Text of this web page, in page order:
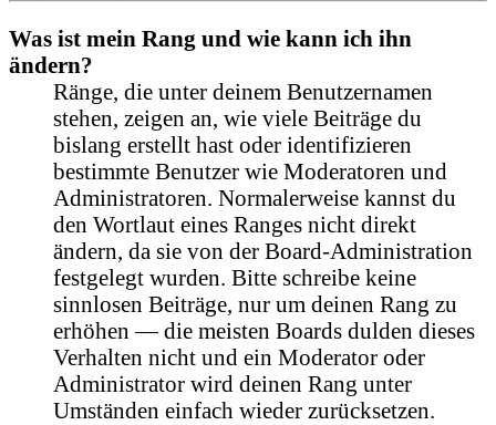
Was ist mein Rang und wie kann ich ihn
ändern?
Ränge, die unter deinem Benutzernamen
stehen, zeigen an, wie viele Beiträge du
bislang erstellt hast oder identifizieren
bestimmte Benutzer wie Moderatoren und
Administratoren. Normalerweise kannst du
den Wortlaut eines Ranges nicht direkt
ändern, da sie von der Board-Administration
festgelegt wurden. Bitte schreibe keine
sinnlosen Beiträge, nur um deinen Rang zu
erhöhen — die meisten Boards dulden dieses
Verhalten nicht und ein Moderator oder
Administrator wird deinen Rang unter
Umständen einfach wieder zurücksetzen.